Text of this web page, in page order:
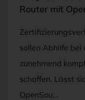
Router mit
sollen Abhilfe bei
zunehmend
schaffen. Lässt
OpenSou…